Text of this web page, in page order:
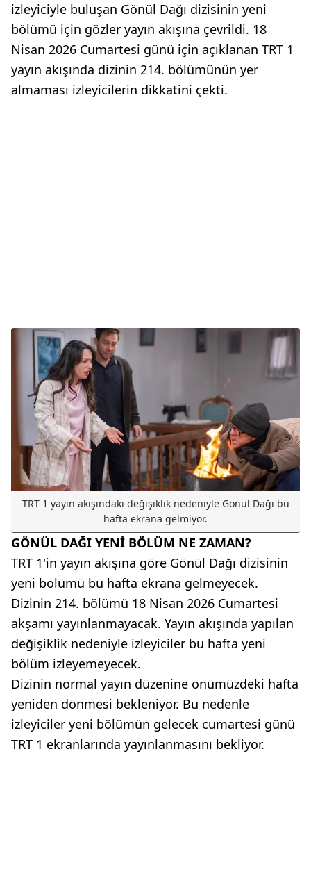
izleyiciyle buluşan Gönül Dağı dizisinin yeni
bölümü için gözler yayın akışına çevrildi. 18
Nisan 2026 Cumartesi günü için açıklanan TRT 1
yayın akışında dizinin 214. bölümünün yer
almaması izleyicilerin dikkatini çekti.
TRT 1 yayın akışındaki değişiklik nedeniyle Gönül Dağı bu
hafta ekrana gelmiyor.
GÖNÜL DAĞI YENİ BÖLÜM NE ZAMAN?
TRT 1'in yayın akışına göre Gönül Dağı dizisinin
yeni bölümü bu hafta ekrana gelmeyecek.
Dizinin 214. bölümü 18 Nisan 2026 Cumartesi
akşamı yayınlanmayacak. Yayın akışında yapılan
değişiklik nedeniyle izleyiciler bu hafta yeni
bölüm izleyemeyecek.
Dizinin normal yayın düzenine önümüzdeki hafta
yeniden dönmesi bekleniyor. Bu nedenle
izleyiciler yeni bölümün gelecek cumartesi günü
TRT 1 ekranlarında yayınlanmasını bekliyor.